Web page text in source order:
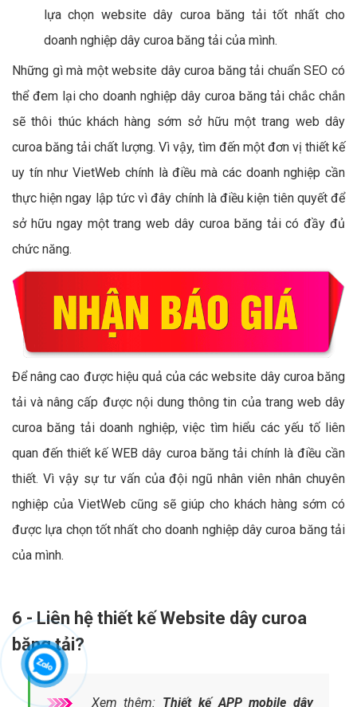
lựa chọn website dây curoa băng tải tốt nhất cho
doanh nghiệp dây curoa băng tải của mình.
Những gì mà một website dây curoa băng tải chuẩn SEO có
thể đem lại cho doanh nghiệp dây curoa băng tải chắc chắn
sẽ thôi thúc khách hàng sớm sở hữu một trang web dây
curoa băng tải chất lượng. Vì vậy, tìm đến một đơn vị thiết kế
uy tín như VietWeb chính là điều mà các doanh nghiệp cần
thực hiện ngay lập tức vì đây chính là điều kiện tiên quyết để
sở hữu ngay một trang web dây curoa băng tải có đầy đủ
chức năng.
Để nâng cao được hiệu quả của các website dây curoa băng
tải và nâng cấp được nội dung thông tin của trang web dây
curoa băng tải doanh nghiệp, việc tìm hiểu các yếu tố liên
quan đến thiết kế WEB dây curoa băng tải chính là điều cần
thiết. Vì vậy sự tư vấn của đội ngũ nhân viên nhân chuyên
nghiệp của VietWeb cũng sẽ giúp cho khách hàng sớm có
được lựa chọn tốt nhất cho doanh nghiệp dây curoa băng tải
của mình.
6 - Liên hệ thiết kế Website dây curoa
băng tải?
Xem thêm: Thiết kế APP mobile dây